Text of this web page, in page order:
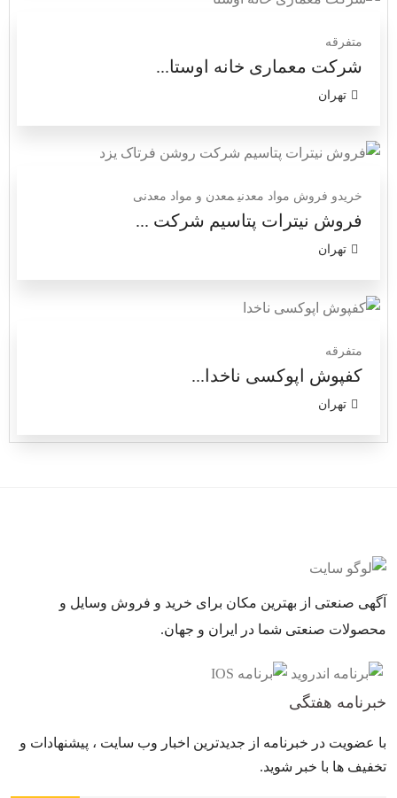
متفرقه
شرکت معماری خانه اوستا...
تهران
خریدو فروش مواد معدنی معدن و مواد معدنی
فروش نیترات پتاسیم‎ شرکت ...
تهران
متفرقه
کفپوش اپوکسی ناخدا...
تهران
آگهی صنعتی از بهترین مکان برای خرید و فروش وسایل و
محصولات صنعتی شما در ایران و جهان.
خبرنامه هفتگی
با عضویت در خبرنامه از جدیدترین اخبار وب سایت ، پیشنهادات و
تخفیف ها با خبر شوید.